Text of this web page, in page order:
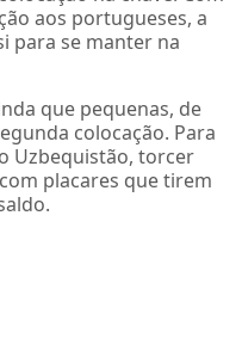
aos portugueses, a
para se manter na
que pequenas, de
colocação. Para
Uzbequistão, torcer
placares que tirem